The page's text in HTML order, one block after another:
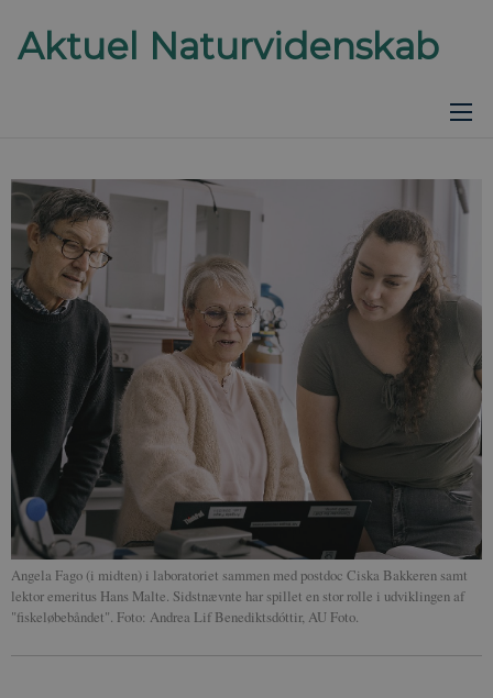
Angela Fago (i midten) i laboratoriet sammen med postdoc Ciska Bakkeren samt
lektor emeritus Hans Malte. Sidstnævnte har spillet en stor rolle i udviklingen af
"fiskeløbebåndet". Foto: Andrea Lif Benediktsdóttir, AU Foto.